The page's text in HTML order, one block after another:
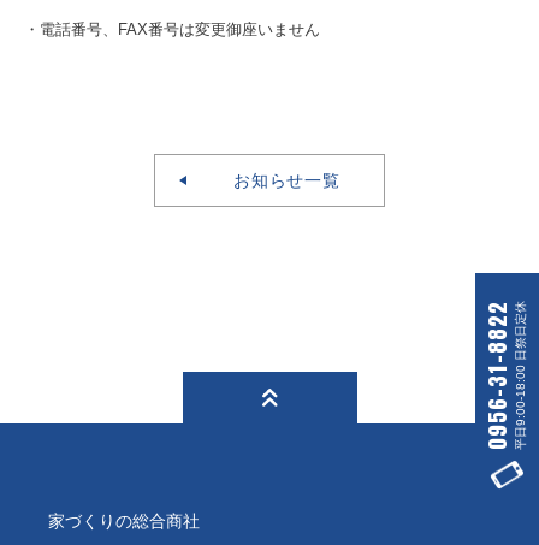
・電話番号、FAX番号は変更御座いません
お知らせ一覧
家づくりの総合商社
0956-31-8822平日9:00-18:00 日祭日定休